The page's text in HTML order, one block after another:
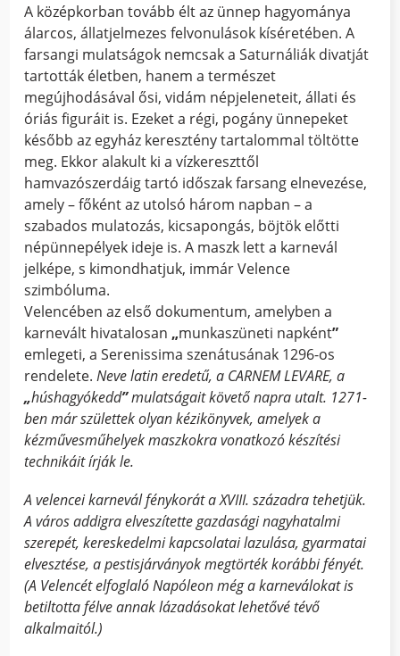
A középkorban tovább élt az ünnep hagyománya
álarcos, állatjelmezes felvonulások kíséretében. A
farsangi mulatságok nemcsak a Saturnáliák divatját
tartották életben, hanem a természet
megújhodásával ősi, vidám népjeleneteit, állati és
óriás figuráit is. Ezeket a régi, pogány ünnepeket
később az egyház keresztény tartalommal töltötte
meg. Ekkor alakult ki a vízkereszttől
hamvazószerdáig tartó időszak farsang elnevezése,
amely – főként az utolsó három napban – a
szabados mulatozás, kicsapongás, böjtök előtti
népünnepélyek ideje is. A maszk lett a karnevál
jelképe, s kimondhatjuk, immár Velence
szimbóluma.
Velencében az első dokumentum, amelyben a
karnevált hivatalosan „munkaszüneti napként”
emlegeti, a Serenissima szenátusának 1296-os
rendelete.Neve latin eredetű, a CARNEM LEVARE, a
„húshagyókedd”mulatságait követő napra utalt. 1271-
ben már születtek olyan kézikönyvek, amelyek a
kézművesműhelyek maszkokra vonatkozó készítési
technikáit írják le.
A velencei karnevál fénykorát a XVIII. századra tehetjük.
A város addigra elveszítette gazdasági nagyhatalmi
szerepét, kereskedelmi kapcsolatai lazulása, gyarmatai
elvesztése, a pestisjárványok megtörték korábbi fényét.
(A Velencét elfoglaló Napóleon még a karneválokat is
betiltotta félve annak lázadásokat lehetővé tévő
alkalmaitól.)